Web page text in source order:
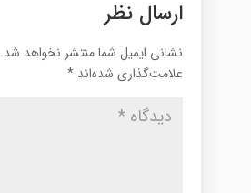
ارسال نظر
نشانی ایمیل شما منتشر نخواهد شد.
علامت‌گذاری شده‌اند *